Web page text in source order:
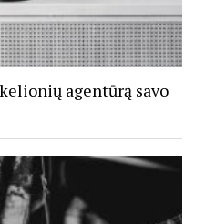
agentūrą savo